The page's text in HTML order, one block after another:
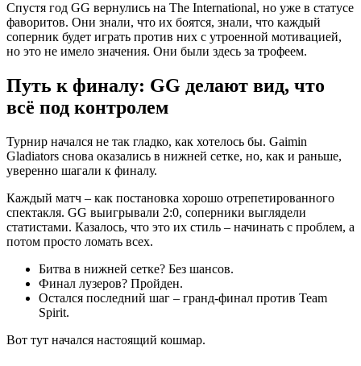
Спустя год GG вернулись на The International, но уже в статусе
фаворитов. Они знали, что их боятся, знали, что каждый
соперник будет играть против них с утроенной мотивацией,
но это не имело значения. Они были здесь за трофеем.
Путь к финалу: GG делают вид, что
всё под контролем
Турнир начался не так гладко, как хотелось бы. Gaimin
Gladiators снова оказались в нижней сетке, но, как и раньше,
уверенно шагали к финалу.
Каждый матч – как постановка хорошо отрепетированного
спектакля. GG выигрывали 2:0, соперники выглядели
статистами. Казалось, что это их стиль – начинать с проблем, а
потом просто ломать всех.
Битва в нижней сетке? Без шансов.
Финал лузеров? Пройден.
Остался последний шаг – гранд-финал против Team
Spirit.
Вот тут начался настоящий кошмар.